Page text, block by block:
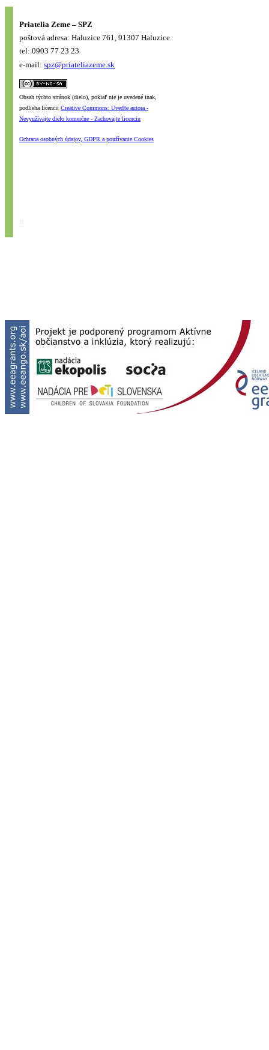
Priatelia Zeme – SPZ
poštová adresa: Haluzice 761, 91307 Haluzice
tel: 0903 77 23 23
e-mail: spz@priateliazeme.sk
Obsah týchto stránok (dielo), pokiaľ nie je uvedené inak,
podlieha licencii Creative Commons: Uveďte autora -
Nevyužívajte dielo komerčne - Zachovajte licenciu
Ochrana osobných údajov, GDPR a používanie Cookies